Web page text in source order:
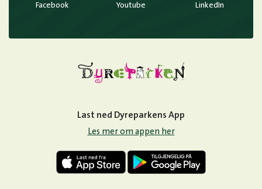
Facebook Youtube LinkedIn
Last ned Dyreparkens App
Les mer om appen her